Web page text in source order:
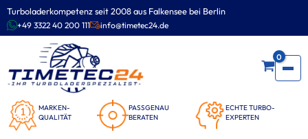
Turboladerkompetenz seit 2008 aus Falkensee bei Berlin
+49 3322 40 200 111 info@timetec24.de
MARKEN-
QUALITÄT
PASSGENAU
BERATEN
ECHTE TURBO-
EXPERTEN
0
Zum
Inhalt
springen